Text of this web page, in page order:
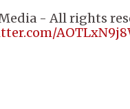
- All rights